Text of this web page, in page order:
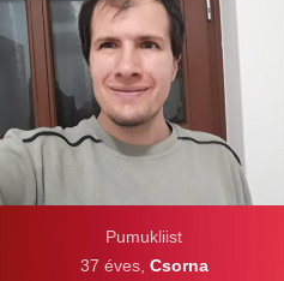
Pumukliist
37 éves, Csorna